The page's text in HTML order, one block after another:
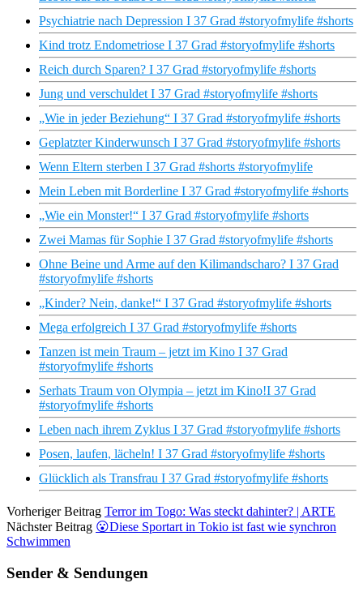
Psychiatrie nach Depression I 37 Grad #storyofmylife #shorts
Kind trotz Endometriose I 37 Grad #storyofmylife #shorts
Reich durch Sparen? I 37 Grad #storyofmylife #shorts
Jung und verschuldet I 37 Grad #storyofmylife #shorts
„Wie in jeder Beziehung“ I 37 Grad #storyofmylife #shorts
Geplatzter Kinderwunsch I 37 Grad #storyofmylife #shorts
Wenn Eltern sterben I 37 Grad #shorts #storyofmylife
Mein Leben mit Borderline I 37 Grad #storyofmylife #shorts
„Wie ein Monster!“ I 37 Grad #storyofmylife #shorts
Zwei Mamas für Sophie I 37 Grad #storyofmylife #shorts
Ohne Beine und Arme auf den Kilimandscharo? I 37 Grad
#storyofmylife #shorts
„Kinder? Nein, danke!“ I 37 Grad #storyofmylife #shorts
Mega erfolgreich I 37 Grad #storyofmylife #shorts
Tanzen ist mein Traum – jetzt im Kino I 37 Grad
#storyofmylife #shorts
Serhats Traum von Olympia – jetzt im Kino!I 37 Grad
#storyofmylife #shorts
Leben nach ihrem Zyklus I 37 Grad #storyofmylife #shorts
Posen, laufen, lächeln! I 37 Grad #storyofmylife #shorts
Glücklich als Transfrau I 37 Grad #storyofmylife #shorts
Vorheriger Beitrag Terror im Togo: Was steckt dahinter? | ARTE
Nächster Beitrag 😮Diese Sportart in Tokio ist fast wie synchron
Schwimmen
Sender & Sendungen